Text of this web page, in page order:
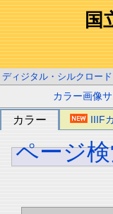
国
ディジタル・シルクロード
カラー画像
カラー IIIF
ページ